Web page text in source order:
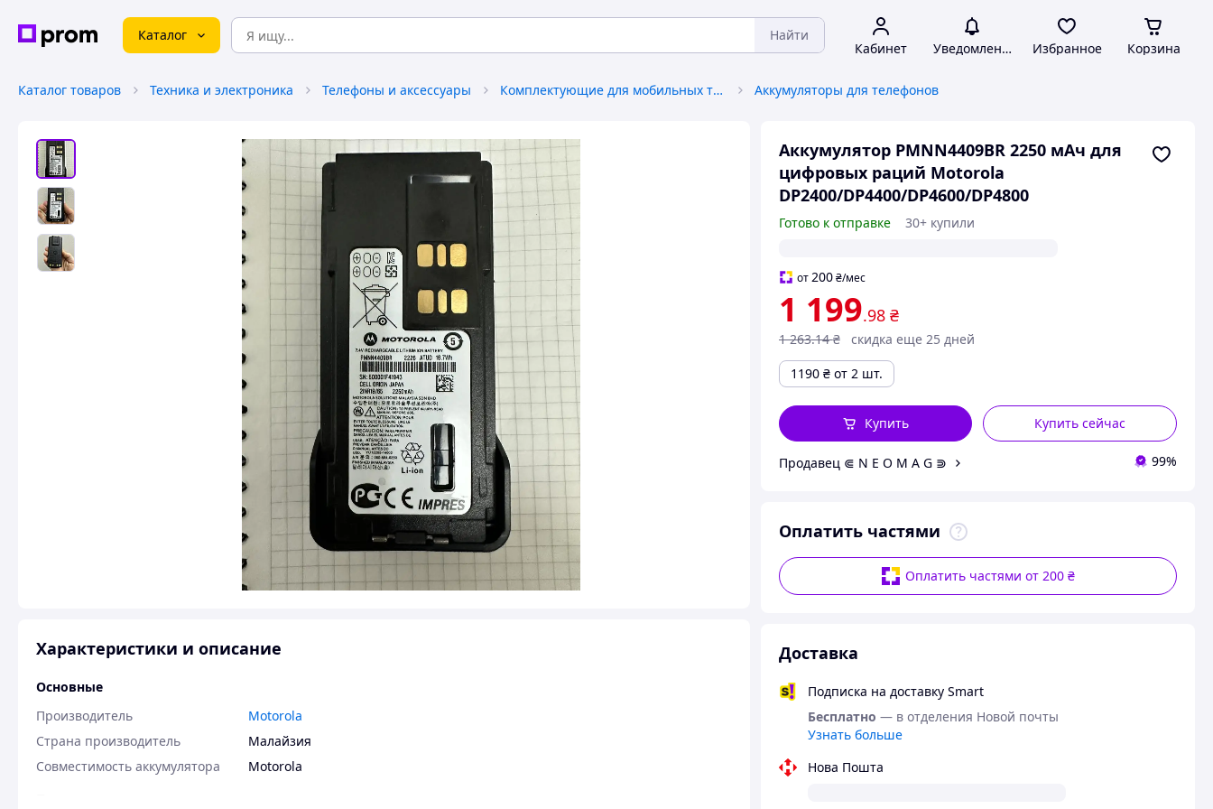
Каталог Найти
Кабинет Уведомления Избранное Корзина
Каталог товаров Техника и электроника Телефоны и аксессуары Комплектующие для мобильных телефонов Аккумуляторы для телефонов
Аккумулятор PMNN4409BR 2250 мАч для
цифровых раций Motorola
DP2400/DP4400/DP4600/DP4800
Готово к отправке 30+ купили
от200 ₴/мес
1 199.98 ₴
1 263.14 ₴
скидка еще 25 дней
1190 ₴ от 2 шт.
Купить сейчас
Купить
Продавец ⋐ N E O M A G ⋑ 99%
Оплатить частями
Оплатить частями от 200 ₴
Доставка
Подписка на доставку Smart
Бесплатно — в отделения Новой почты
Узнать больше
Нова Пошта
Характеристики и описание
Основные
Производитель
Motorola
Страна производитель
Малайзия
Совместимость аккумулятора
Motorola